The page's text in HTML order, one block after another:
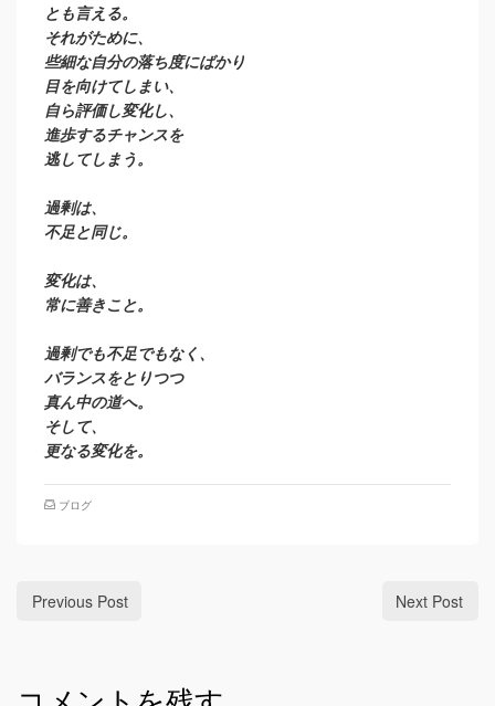
とも言える。
それがために、
些細な自分の落ち度にばかり
目を向けてしまい、
自ら評価し変化し、
進歩するチャンスを
逃してしまう。
過剰は、
不足と同じ。
変化は、
常に善きこと。
過剰でも不足でもなく、
バランスをとりつつ
真ん中の道へ。
そして、
更なる変化を。
ブログ
Previous Post Next Post